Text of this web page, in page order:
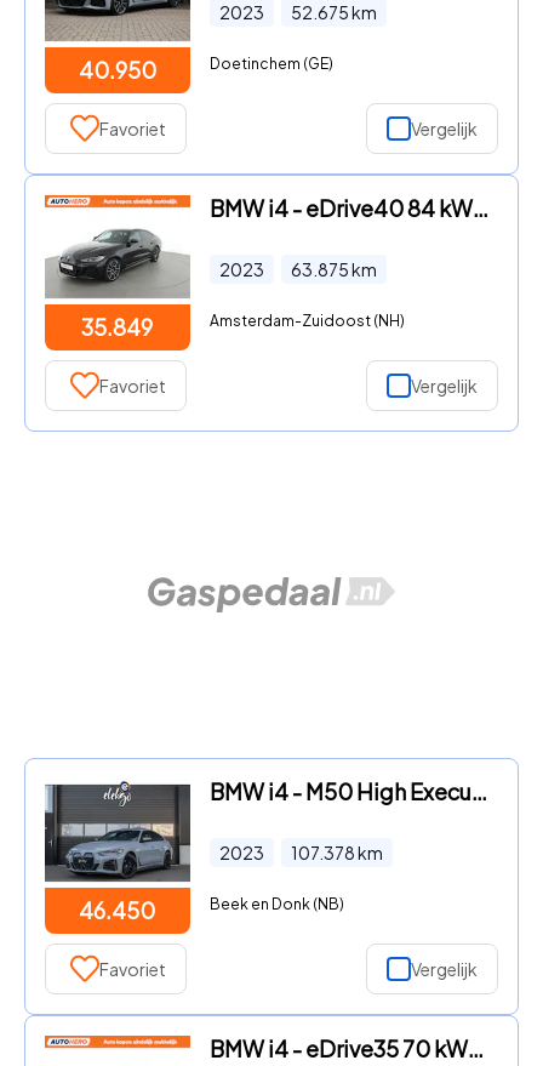
40.950
2023 52.675km
Doetinchem (GE)
Favoriet Vergelijk
35.849
BMW i4 - eDrive40 84 kWh | TA13501 |
2023 63.875km
Amsterdam-Zuidoost (NH)
Favoriet Vergelijk
46.450
BMW i4 - M50 High Executive 544 PK Pano|Laser|Stuurverwarming
2023 107.378km
Beek en Donk (NB)
Favoriet Vergelijk
BMW i4 - eDrive35 70 kWh |LM71675|